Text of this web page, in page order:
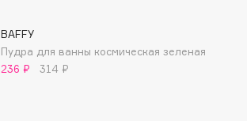
BAFFY
Пудра для ванны космическая зеленая
236 ₽
314 ₽